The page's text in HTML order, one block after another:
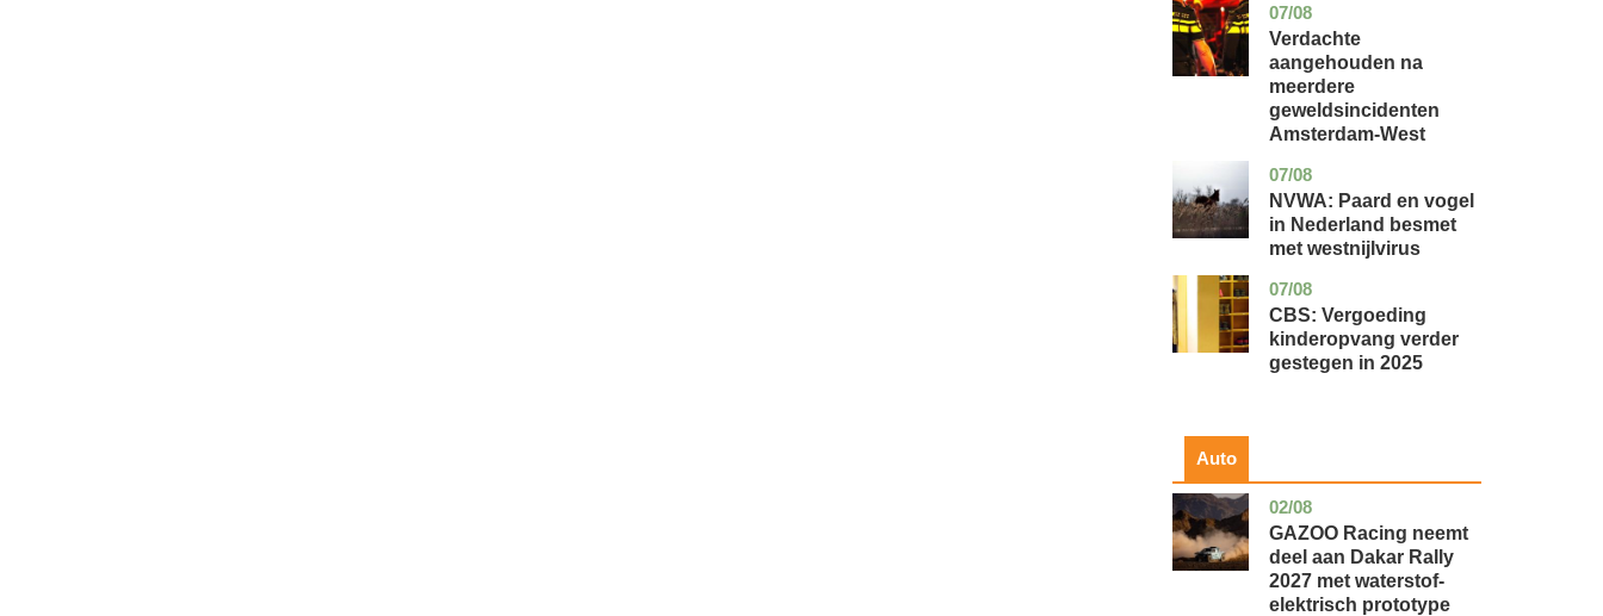
07/08
noord-
holland
nieuws
Verdachte
aangehouden na
meerdere
geweldsincidenten
Amsterdam-West
07/08
utrecht
nieuws
NVWA: Paard en vogel
in Nederland besmet
met westnijlvirus
07/08
zuid-
holland
economie
CBS: Vergoeding
kinderopvang verder
gestegen in 2025
Auto
02/08
auto
GAZOO Racing neemt
deel aan Dakar Rally
2027 met waterstof-
elektrisch prototype